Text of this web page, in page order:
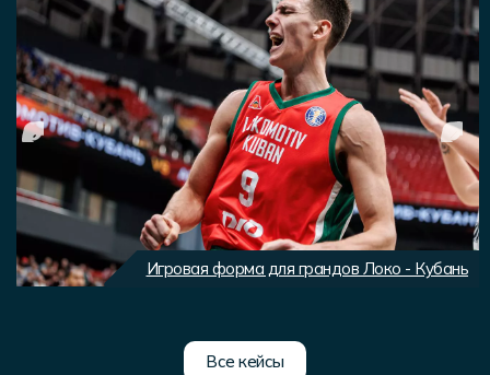
Игровая форма для грандов Локо - Кубань
Все кейсы